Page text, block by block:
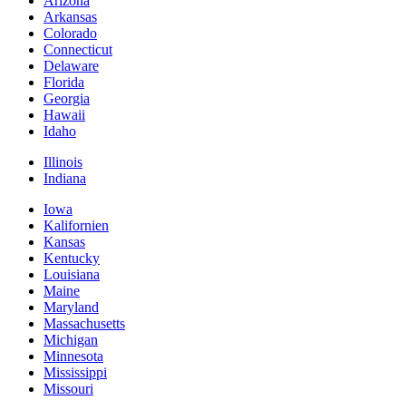
Arkansas
Colorado
Connecticut
Delaware
Florida
Georgia
Hawaii
Idaho
Illinois
Indiana
Iowa
Kalifornien
Kansas
Kentucky
Louisiana
Maine
Maryland
Massachusetts
Michigan
Minnesota
Mississippi
Missouri